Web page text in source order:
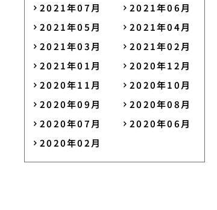
2021年07月
2021年06月
2021年05月
2021年04月
2021年03月
2021年02月
2021年01月
2020年12月
2020年11月
2020年10月
2020年09月
2020年08月
2020年07月
2020年06月
2020年02月